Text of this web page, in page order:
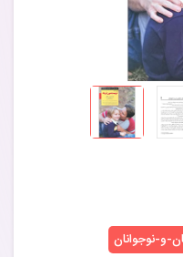
و-نوجوانان